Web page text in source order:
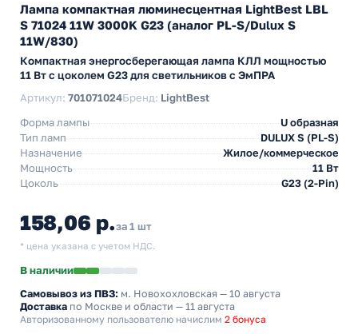
Лампа компактная люминесцентная LightBest LBL
S 71024 11W 3000K G23 (аналог PL-S/Dulux S
11W/830)
Компактная энергосберегающая лампа КЛЛ мощностью
11 Вт с цоколем G23 для светильников с ЭмПРА
Артикул: 701071024Бренд: LightBest
Форма лампы
U образная
Тип ламп
DULUX S (PL-S)
Назначение
Жилое/коммерческое
Мощность
11 Вт
Цоколь
G23 (2-Pin)
158,06 р.за 1 шт
* цена указана с учетом НДС.
В наличии
Самовывоз из ПВЗ: м. Новохохловская — 10 августа
Доставка по Москве и области — 11 августа
Авторизованному пользователю начислим 2 бонуса